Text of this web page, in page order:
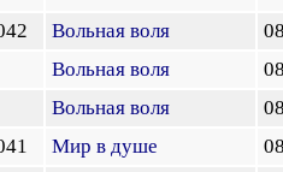
Вольная воля
Вольная воля
Вольная воля
Мир в душе